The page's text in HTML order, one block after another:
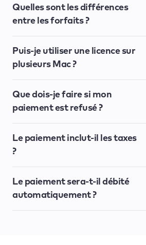
Quelles sont les différences
entre les forfaits ?
Puis-je utiliser une licence sur
plusieurs Mac ?
Que dois-je faire si mon
paiement est refusé ?
Le paiement inclut-il les taxes
?
Le paiement sera-t-il débité
automatiquement ?